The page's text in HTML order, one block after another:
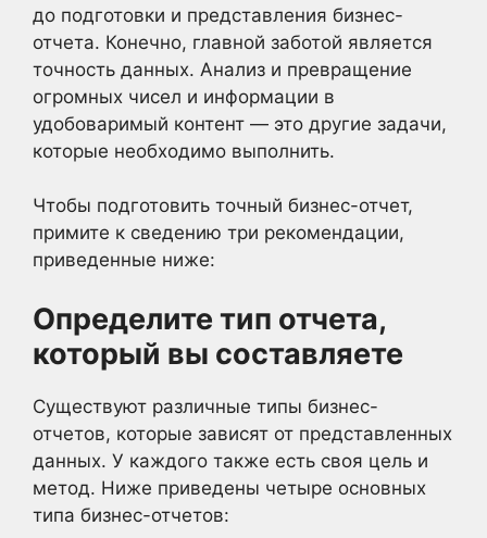
до подготовки и представления бизнес-
отчета. Конечно, главной заботой является
точность данных. Анализ и превращение
огромных чисел и информации в
удобоваримый контент — это другие задачи,
которые необходимо выполнить.
Чтобы подготовить точный бизнес-отчет,
примите к сведению три рекомендации,
приведенные ниже:
Определите тип отчета,
который вы составляете
Существуют различные типы бизнес-
отчетов, которые зависят от представленных
данных. У каждого также есть своя цель и
метод. Ниже приведены четыре основных
типа бизнес-отчетов: